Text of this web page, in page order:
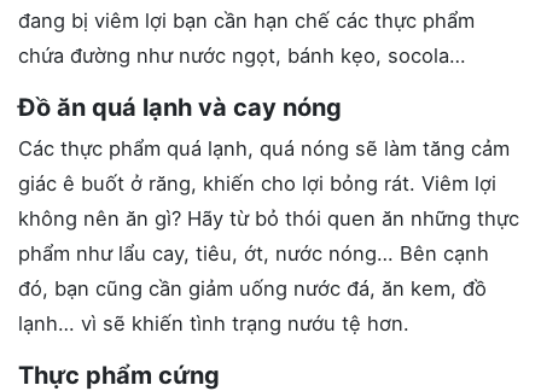
đang bị viêm lợi bạn cần hạn chế các thực phẩm
chứa đường như nước ngọt, bánh kẹo, socola…
Đồ ăn quá lạnh và cay nóng
Các thực phẩm quá lạnh, quá nóng sẽ làm tăng cảm
giác ê buốt ở răng, khiến cho lợi bỏng rát. Viêm lợi
không nên ăn gì? Hãy từ bỏ thói quen ăn những thực
phẩm như lẩu cay, tiêu, ớt, nước nóng… Bên cạnh
đó, bạn cũng cần giảm uống nước đá, ăn kem, đồ
lạnh… vì sẽ khiến tình trạng nướu tệ hơn.
Thực phẩm cứng